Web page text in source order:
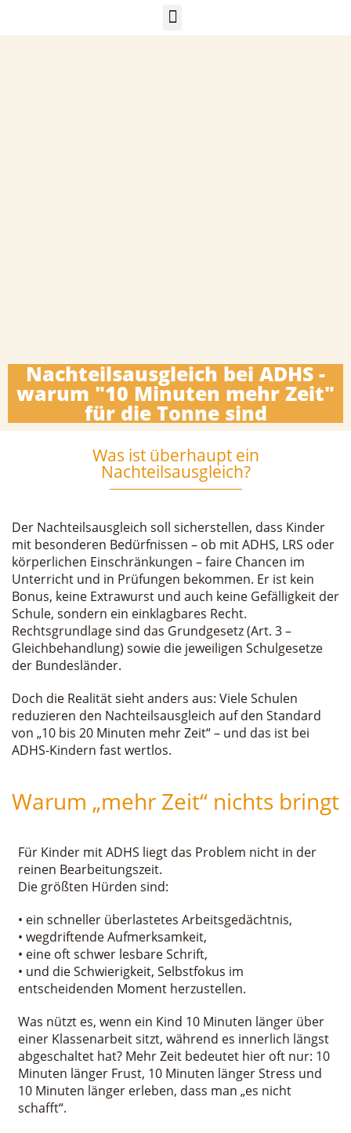
Nachteilsausgleich bei ADHS -
warum "10 Minuten mehr Zeit"
für die Tonne sind
Was ist überhaupt ein
Nachteilsausgleich?
Der Nachteilsausgleich soll sicherstellen, dass Kinder
mit besonderen Bedürfnissen – ob mit ADHS, LRS oder
körperlichen Einschränkungen – faire Chancen im
Unterricht und in Prüfungen bekommen. Er ist kein
Bonus, keine Extrawurst und auch keine Gefälligkeit der
Schule, sondern ein einklagbares Recht.
Rechtsgrundlage sind das Grundgesetz (Art. 3 –
Gleichbehandlung) sowie die jeweiligen Schulgesetze
der Bundesländer.
Doch die Realität sieht anders aus: Viele Schulen
reduzieren den Nachteilsausgleich auf den Standard
von „10 bis 20 Minuten mehr Zeit“ – und das ist bei
ADHS-Kindern fast wertlos.
Warum „mehr Zeit“ nichts bringt
Für Kinder mit ADHS liegt das Problem nicht in der
reinen Bearbeitungszeit.
Die größten Hürden sind:
• ein schneller überlastetes Arbeitsgedächtnis,
• wegdriftende Aufmerksamkeit,
• eine oft schwer lesbare Schrift,
• und die Schwierigkeit, Selbstfokus im
entscheidenden Moment herzustellen.
Was nützt es, wenn ein Kind 10 Minuten länger über
einer Klassenarbeit sitzt, während es innerlich längst
abgeschaltet hat? Mehr Zeit bedeutet hier oft nur: 10
Minuten länger Frust, 10 Minuten länger Stress und
10 Minuten länger erleben, dass man „es nicht
schafft“.